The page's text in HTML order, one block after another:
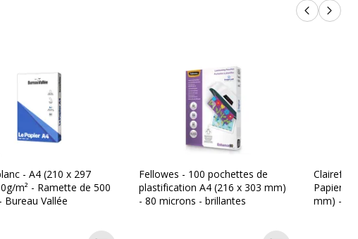
Produits
- A4 (210 x 297
m² - Ramette de 500
Bureau Vallée
Fellowes - 100 pochettes de
plastification A4 (216 x 303 mm)
- 80 microns - brillantes
Papier
mm) - 80